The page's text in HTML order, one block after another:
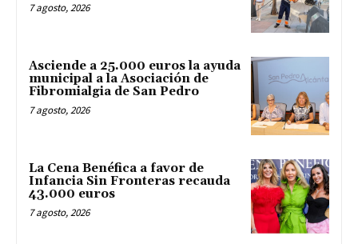
7 agosto, 2026
Asciende a 25.000 euros la ayuda
municipal a la Asociación de
Fibromialgia de San Pedro
7 agosto, 2026
La Cena Benéfica a favor de
Infancia Sin Fronteras recauda
43.000 euros
7 agosto, 2026